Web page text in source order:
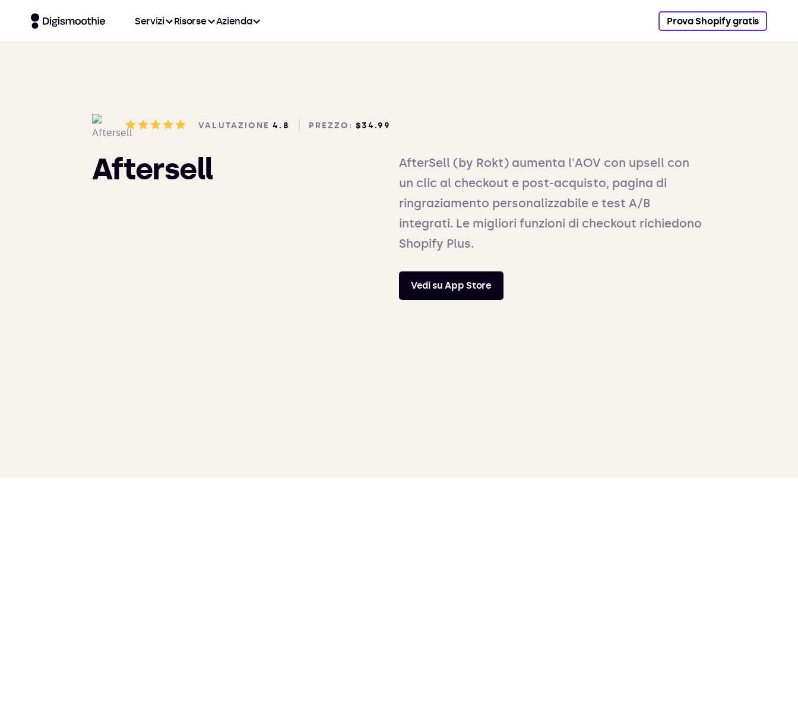
Servizi Risorse Azienda Prova Shopify gratis
VALUTAZIONE 4.8 PREZZO: $34.99
Aftersell
AfterSell (by Rokt) aumenta l'AOV con upsell con
un clic al checkout e post-acquisto, pagina di
ringraziamento personalizzabile e test A/B
integrati. Le migliori funzioni di checkout richiedono
Shopify Plus.
Vedi su App Store